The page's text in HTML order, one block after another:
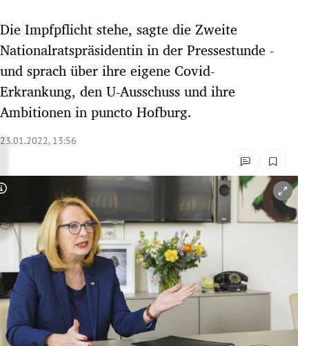
Untermenü
Untermenü
Untermenü
Untermenü
Untermenü
Untermenü
Untermenü
Untermenü
Untermenü
Untermenü
Die Impfpflicht stehe, sagte die Zweite
Nationalratspräsidentin in der Pressestunde -
und sprach über ihre eigene Covid-
Erkrankung, den U-Ausschuss und ihre
Ambitionen in puncto Hofburg.
23.01.2022, 13:56
Copyright-Hinweis öffnen/schließen